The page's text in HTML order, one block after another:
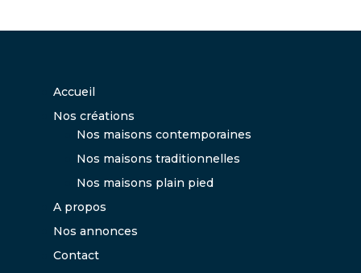
Accueil
Nos créations
Nos maisons contemporaines
Nos maisons traditionnelles
Nos maisons plain pied
A propos
Nos annonces
Contact